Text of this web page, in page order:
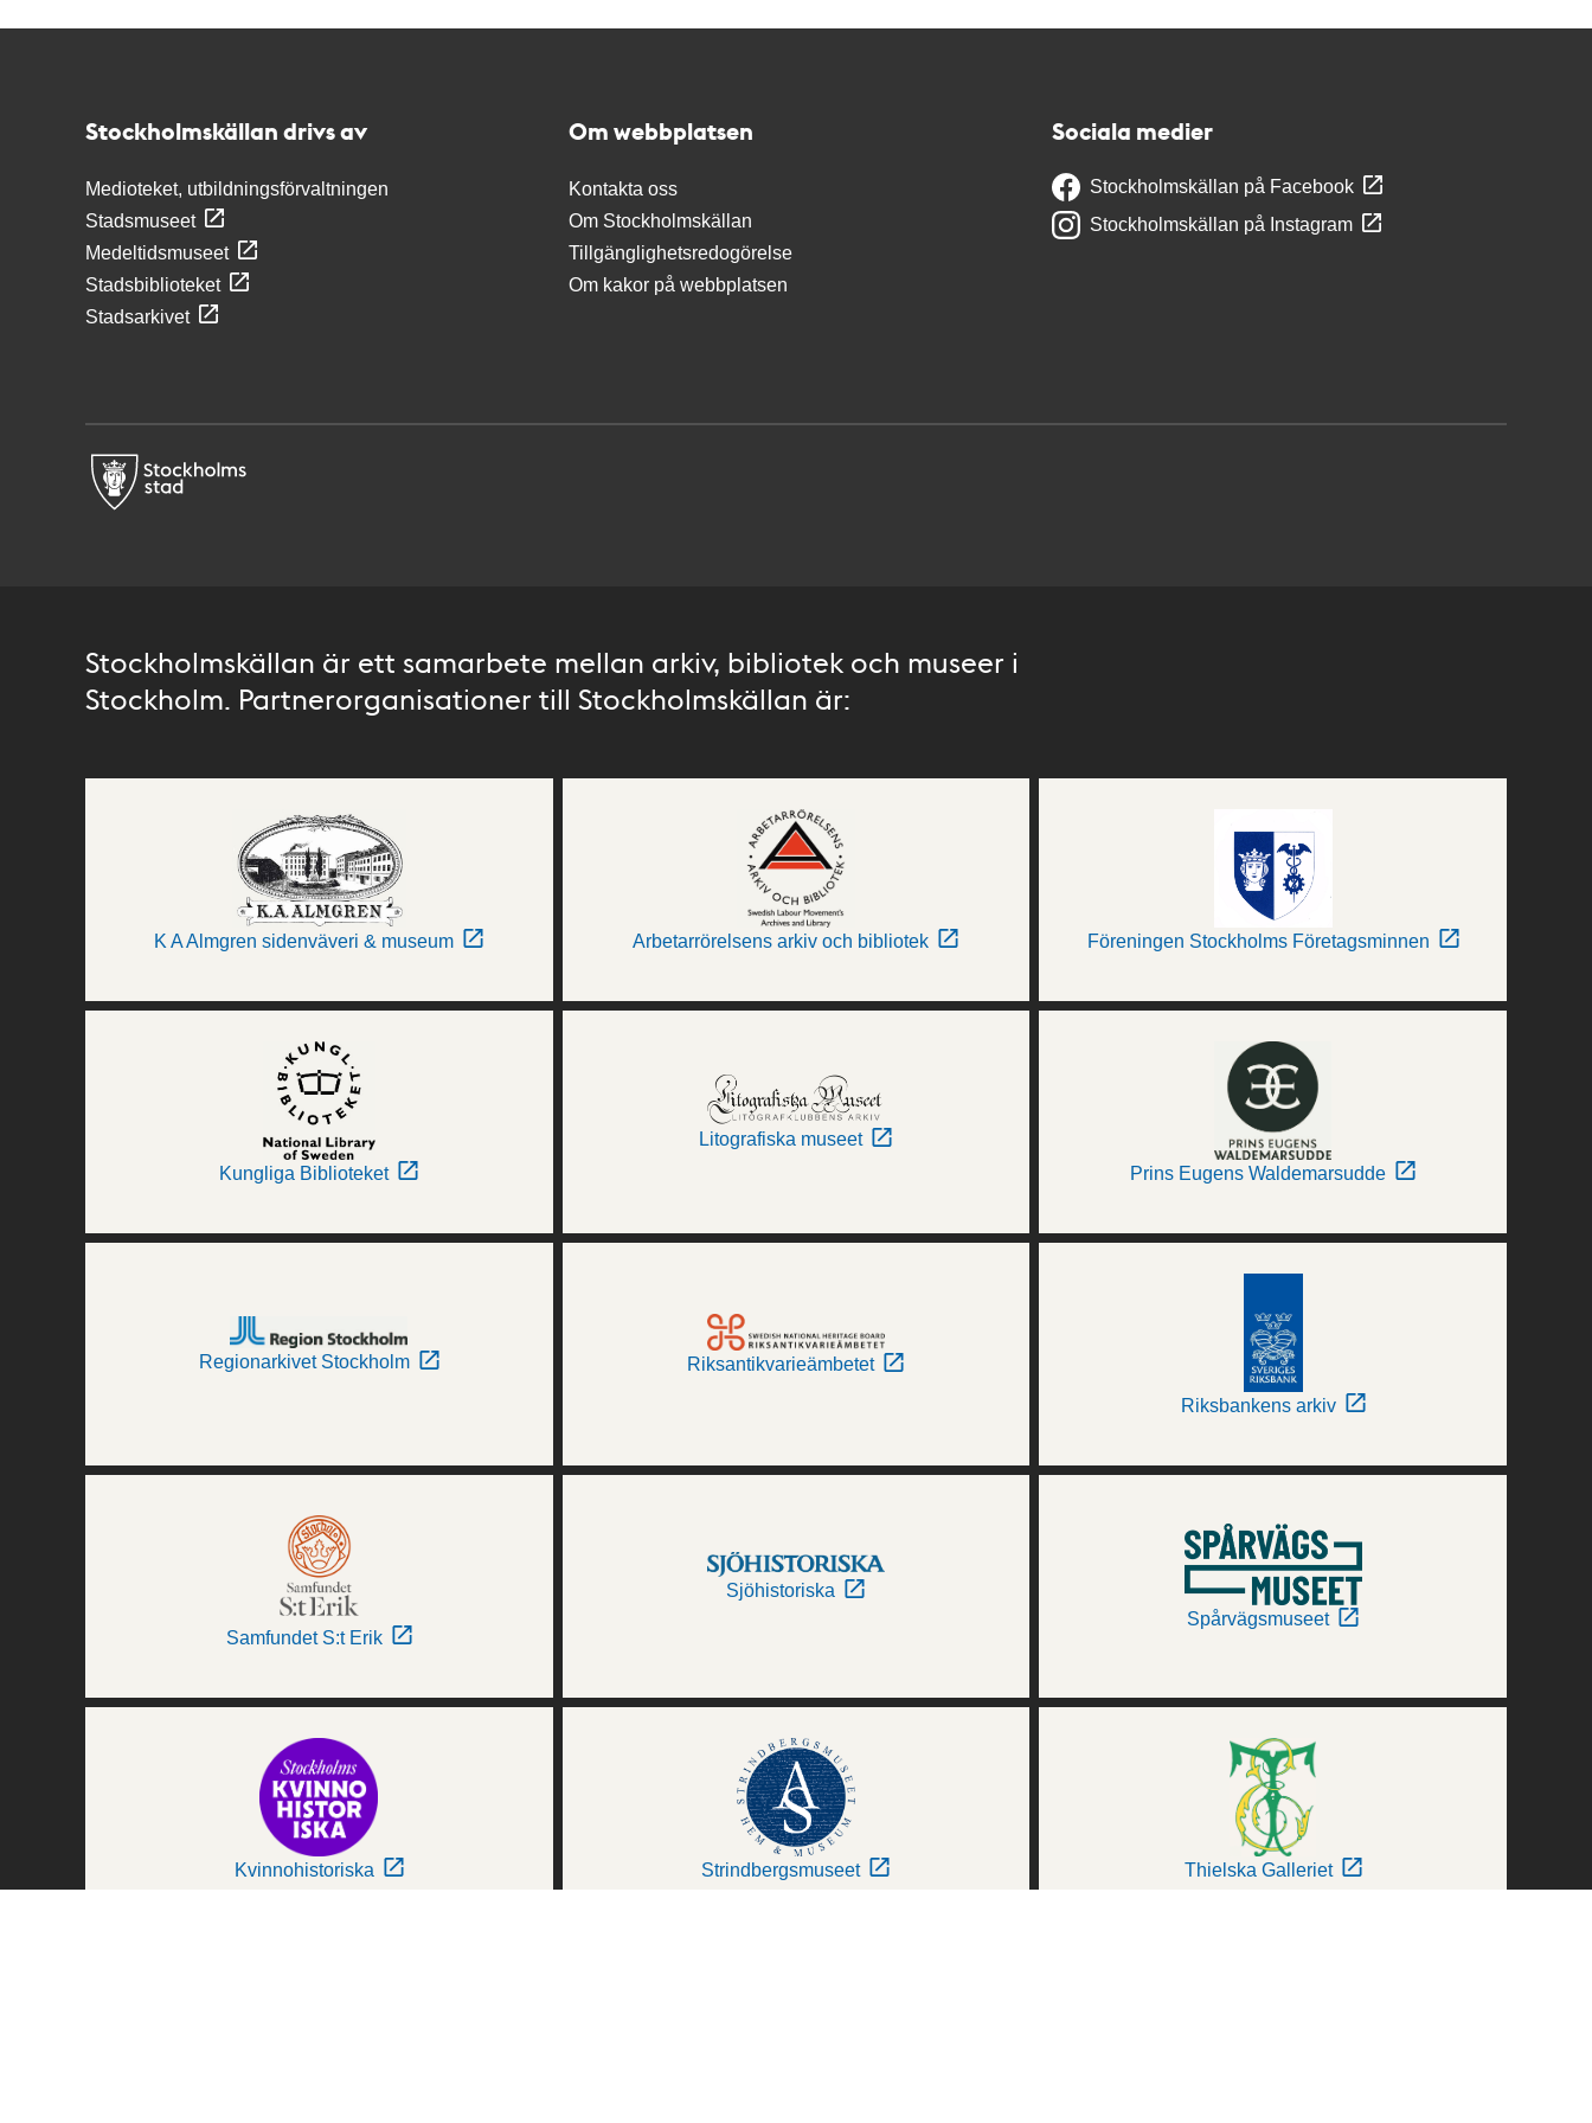
Stockholmskällan drivs av
Medioteket, utbildningsförvaltningen
Stadsmuseet
Medeltidsmuseet
Stadsbiblioteket
Stadsarkivet
Om webbplatsen
Kontakta oss
Om Stockholmskällan
Tillgänglighetsredogörelse
Om kakor på webbplatsen
Sociala medier
Stockholmskällan på Facebook
Stockholmskällan på Instagram
Stockholmskällan är ett samarbete mellan arkiv, bibliotek och museer i
Stockholm. Partnerorganisationer till Stockholmskällan är:
K A Almgren sidenväveri & museum Arbetarrörelsens arkiv och bibliotek Föreningen Stockholms Företagsminnen
Kungliga Biblioteket
Litografiska museet
Prins Eugens Waldemarsudde
Regionarkivet Stockholm Riksantikvarieämbetet
Riksbankens arkiv
Samfundet S:t Erik
Sjöhistoriska
Spårvägsmuseet
Kvinnohistoriska Strindbergsmuseet Thielska Galleriet